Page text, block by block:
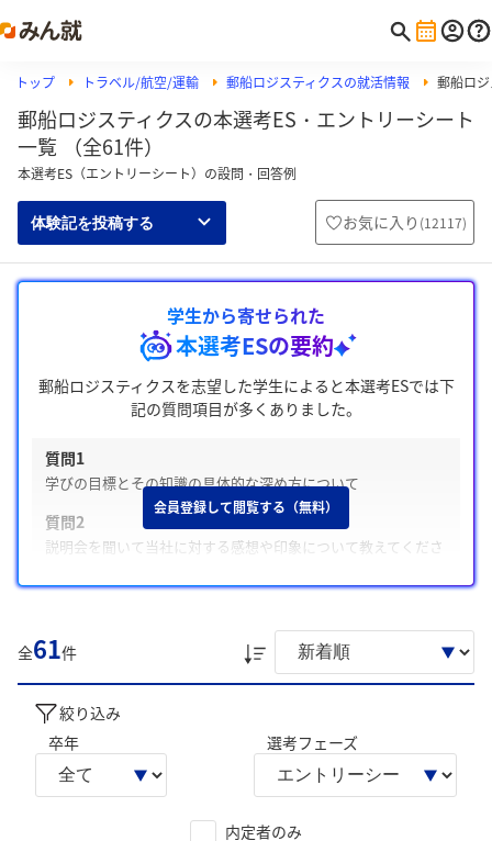
トップ トラベル/航空/運輸 郵船ロジスティクスの就活情報 郵船ロ
郵船ロジスティクスの本選考ES・エントリーシート
一覧 （全61件）
本選考ES（エントリーシート）の設問・回答例
体験記を投稿する お気に入り (12117)
学生から寄せられた
本選考ESの要約
郵船ロジスティクスを志望した学生によると本選考ESでは下
記の質問項目が多くありました。
質問1
学びの目標とその知識の具体的な深め方について
質問2
説明会を聞いて当社に対する感想や印象について教えてくださ
異なる背景や価値観を持つ他者と協力した経験と工夫
また、学生は主に「国際交流・異文化理解を追究する研究関
勢」について回答に含める傾向が多く見られました。
学生の声を就職活動の参考にしましょう。
※AIを使用し、過去3年間のユーザー投稿を要約しています。実際
会員登録して閲覧する（無料）
全61件
絞り込み
卒年
選考フェーズ
内定者のみ